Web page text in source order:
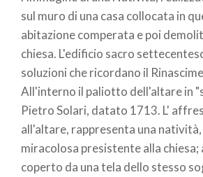
sul muro di una casa collocata in
abitazione comperata e poi
chiesa. L'edificio sacro
soluzioni che ricordano il
All'interno il paliotto dell'altare in
Pietro Solari, datato 1713. L'
all'altare, rappresenta una
miracolosa presistente alla
coperto da una tela dello stesso